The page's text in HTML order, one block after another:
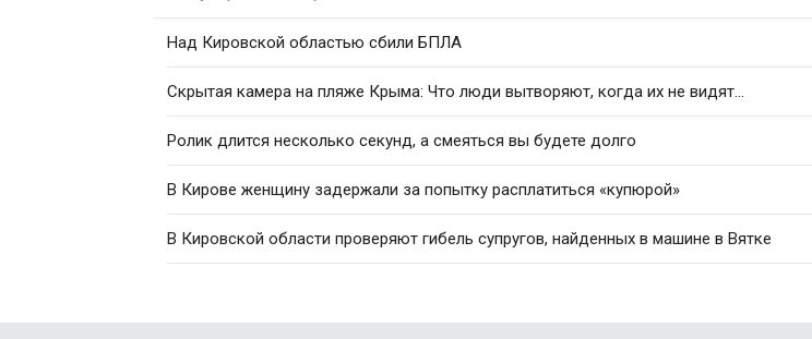
Над Кировской областью сбили БПЛА
Скрытая камера на пляже Крыма: Что люди вытворяют, когда их не видят...
Ролик длится несколько секунд, а смеяться вы будете долго
В Кирове женщину задержали за попытку расплатиться «купюрой»
В Кировской области проверяют гибель супругов, найденных в машине в Вятке